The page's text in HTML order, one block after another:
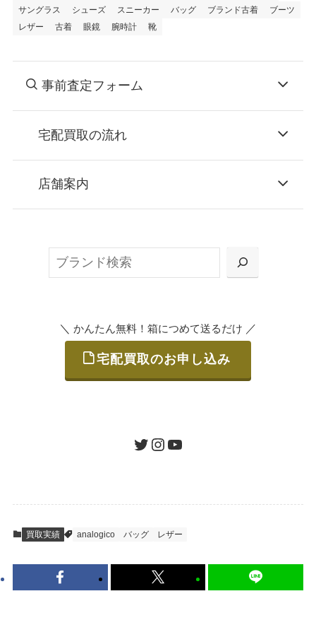
サングラス
シューズ スニーカー バッグ ブランド古着
ブーツ
レザー
古着 眼鏡 腕時計 靴
事前査定フォーム
宅配買取の流れ
お申込み
または梱包材不要の「集荷申込」からお選び
ご発送
査定結果のご承認 / 入金
到着即日に査定いたします。買取金額にご納
得いただければ、最短即日の入金が可能で
店舗案内
＼ かんたん無料！箱につめて送るだけ ／
宅配買取のお申し込み
ツイッターインスタグラムユーチューブ
買取実績 analogico バッグ レザー